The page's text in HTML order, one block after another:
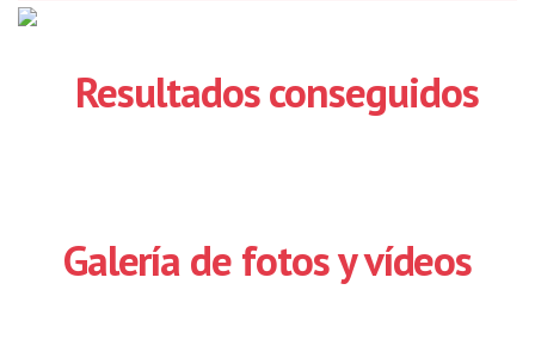
Resultados conseguidos
Galería de fotos y vídeos